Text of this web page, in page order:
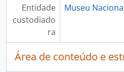
Entidade
custodiado
ra
Museu
Área de conteúdo e